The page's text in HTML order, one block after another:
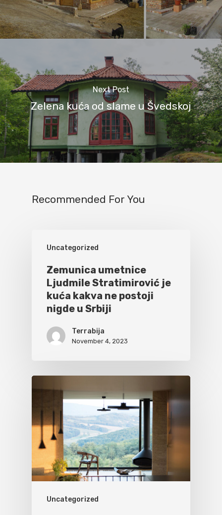
Next Post
Zelena kuća od slame u Švedskoj
Recommended For You
Uncategorized
Zemunica umetnice
Ljudmile Stratimirović je
kuća kakva ne postoji
nigde u Srbiji
Terrabija
November 4, 2023
Uncategorized